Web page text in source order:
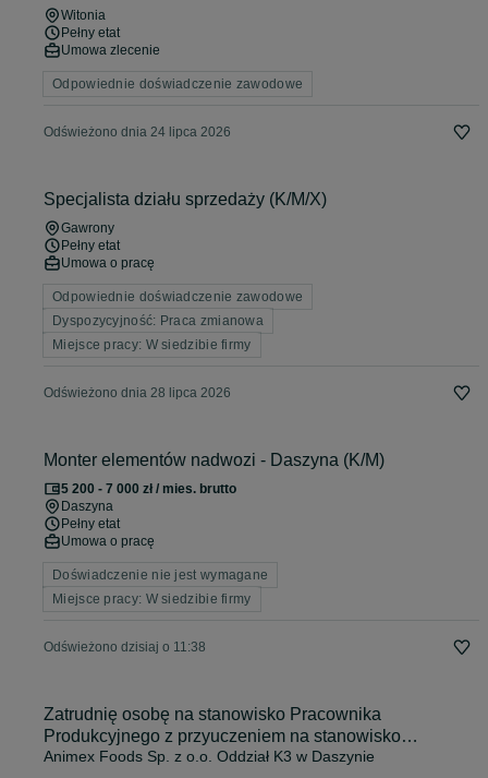
Witonia
Pełny etat
Umowa zlecenie
Odpowiednie doświadczenie zawodowe
Odświeżono dnia 24 lipca 2026
Specjalista działu sprzedaży (K/M/X)
Gawrony
Pełny etat
Umowa o pracę
Odpowiednie doświadczenie zawodowe
Dyspozycyjność: Praca zmianowa
Miejsce pracy: W siedzibie firmy
Odświeżono dnia 28 lipca 2026
Monter elementów nadwozi - Daszyna (K/M)
5 200 - 7 000 zł / mies. brutto
Daszyna
Pełny etat
Umowa o pracę
Doświadczenie nie jest wymagane
Miejsce pracy: W siedzibie firmy
Odświeżono dzisiaj o 11:38
Zatrudnię osobę na stanowisko Pracownika
Produkcyjnego z przyuczeniem na stanowisko
Operatora (k/m)
Animex Foods Sp. z o.o. Oddział K3 w Daszynie